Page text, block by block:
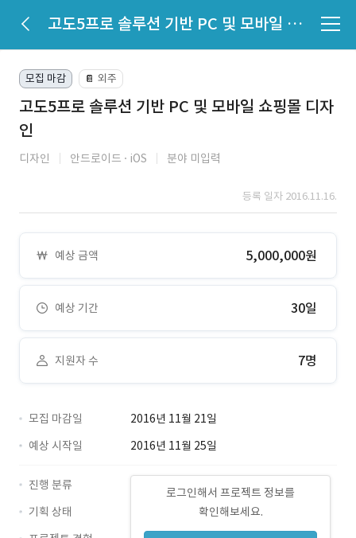
고도5프로 솔루션 기반 PC 및 모바일 쇼핑몰 디자인
모집 마감 📔 외주
고도5프로 솔루션 기반 PC 및 모바일 쇼핑몰 디자
인
디자인 안드로이드 iOS 분야 미입력
등록 일자 2016.11.16.
예상 금액 5,000,000원
예상 기간 30일
지원자 수 7명
모집 마감일
2016년 11월 21일
예상 시작일
2016년 11월 25일
로그인해서 프로젝트 정보를
확인해보세요.
진행 분류
기획 상태